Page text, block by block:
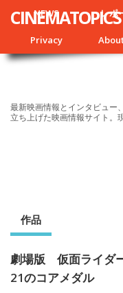
NEWS レポ
Privacy
CINEMATOPICS
最新映画情報とインタビュー
立ち上げた映画情報サイト。
作品
劇場版 仮面ライダ
21のコアメダル